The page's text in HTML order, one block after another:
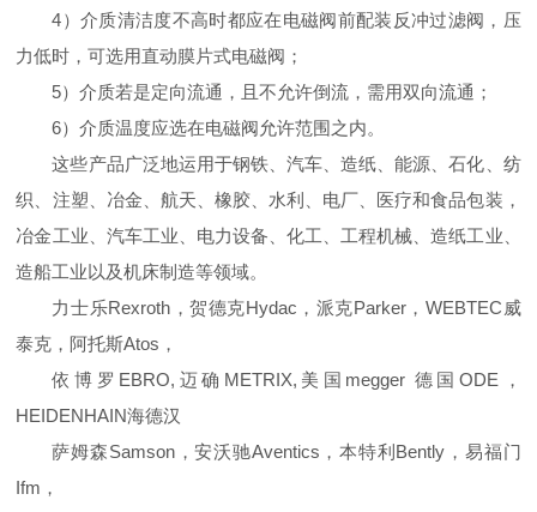
4）介质清洁度不高时都应在电磁阀前配装反冲过滤阀，压
力低时，可选用直动膜片式电磁阀；
5）介质若是定向流通，且不允许倒流，需用双向流通；
6）介质温度应选在电磁阀允许范围之内。
这些产品广泛地运用于钢铁、汽车、造纸、能源、石化、纺
织、注塑、冶金、航天、橡胶、水利、电厂、医疗和食品包装，
冶金工业、汽车工业、电力设备、化工、工程机械、造纸工业、
造船工业以及机床制造等领域。
力士乐Rexroth，贺德克Hydac，派克Parker，WEBTEC威
泰克，阿托斯Atos，
依博罗EBRO,迈确METRIX,美国megger 德国ODE，
HEIDENHAIN海德汉
萨姆森Samson，安沃驰Aventics，本特利Bently，易福门
Ifm，